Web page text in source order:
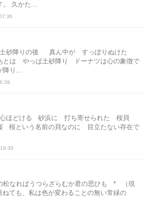
久かた...
砂降りの後 真ん中が すっぽりぬけた
とは やっぱ土砂降り ドーナツは心の象徴で
り...
ほどける 砂浜に 打ち寄せられた 桜貝
桜という名前の貝なのに 目立たない存在で
松なればうつらざらむか君の思ひも * （現
ても、私は色が変わることの無い常緑の